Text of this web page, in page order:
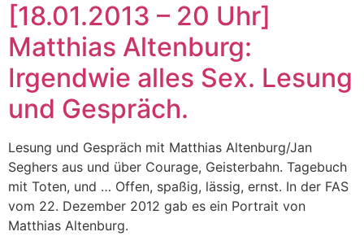
[18.01.2013 – 20 Uhr]
Matthias Altenburg:
Irgendwie alles Sex. Lesung
und Gespräch.
Lesung und Gespräch mit Matthias Altenburg/Jan
Seghers aus und über Courage, Geisterbahn. Tagebuch
mit Toten, und … Offen, spaßig, lässig, ernst. In der FAS
vom 22. Dezember 2012 gab es ein Portrait von
Matthias Altenburg.